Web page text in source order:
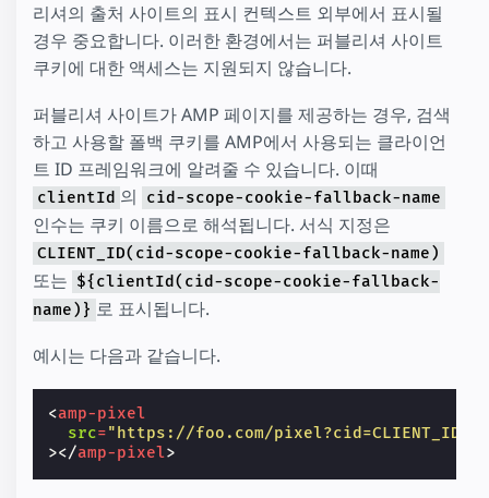
리셔의 출처 사이트의 표시 컨텍스트 외부에서 표시될
경우 중요합니다. 이러한 환경에서는 퍼블리셔 사이트
쿠키에 대한 액세스는 지원되지 않습니다.
퍼블리셔 사이트가 AMP 페이지를 제공하는 경우, 검색
하고 사용할 폴백 쿠키를 AMP에서 사용되는 클라이언
트 ID 프레임워크에 알려줄 수 있습니다. 이때
clientId 의 cid-scope-cookie-fallback-name
인수는 쿠키 이름으로 해석됩니다. 서식 지정은
CLIENT_ID(cid-scope-cookie-fallback-name)
또는 ${clientId(cid-scope-cookie-fallback-
name)} 로 표시됩니다.
예시는 다음과 같습니다.
<amp-pixel
src="https://foo.com/
></amp-pixel>